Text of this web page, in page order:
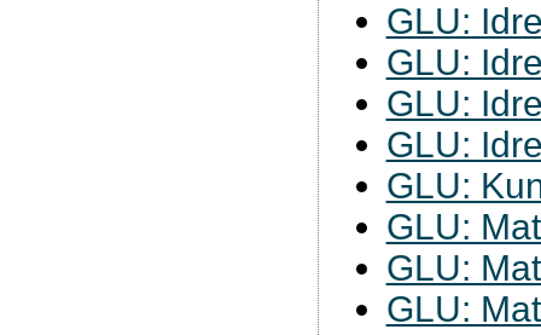
GLU:
GLU:
GLU:
GLU:
GLU:
GLU:
GLU:
GLU: